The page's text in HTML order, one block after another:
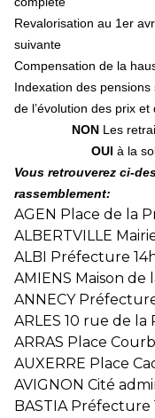
Revalorisation au 1er
suivante
Compensation de la
Indexation des
de l’évolution des prix
NON Les
OUI à la
Vous retrouverez ci-
rassemblement:
AGEN Place de la
ALBERTVILLE
ALBI Préfecture
AMIENS Maison de
ANNECY
ARLES 10 rue de
ARRAS Place
AUXERRE Place
AVIGNON Cité
BASTIA Préfecture